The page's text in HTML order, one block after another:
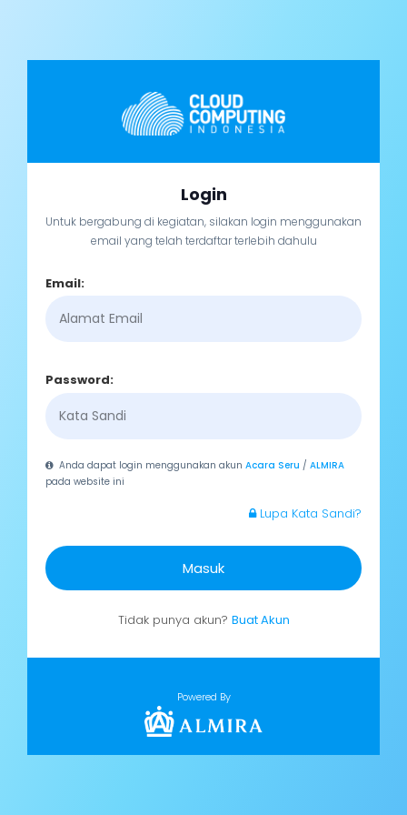
Login
Untuk bergabung di kegiatan, silakan login menggunakan
email yang telah terdaftar terlebih dahulu
Email:
Password:
Anda dapat login menggunakan akunAcara Seru /ALMIRA
pada website ini
Lupa Kata Sandi?
Masuk
Tidak punya akun? Buat Akun
Powered By